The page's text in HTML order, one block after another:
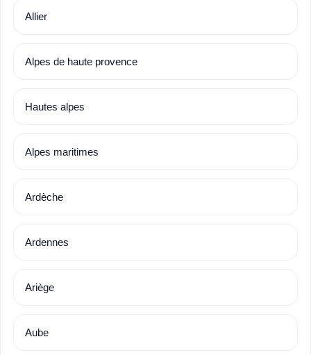
Allier
Alpes de haute provence
Hautes alpes
Alpes maritimes
Ardèche
Ardennes
Ariège
Aube